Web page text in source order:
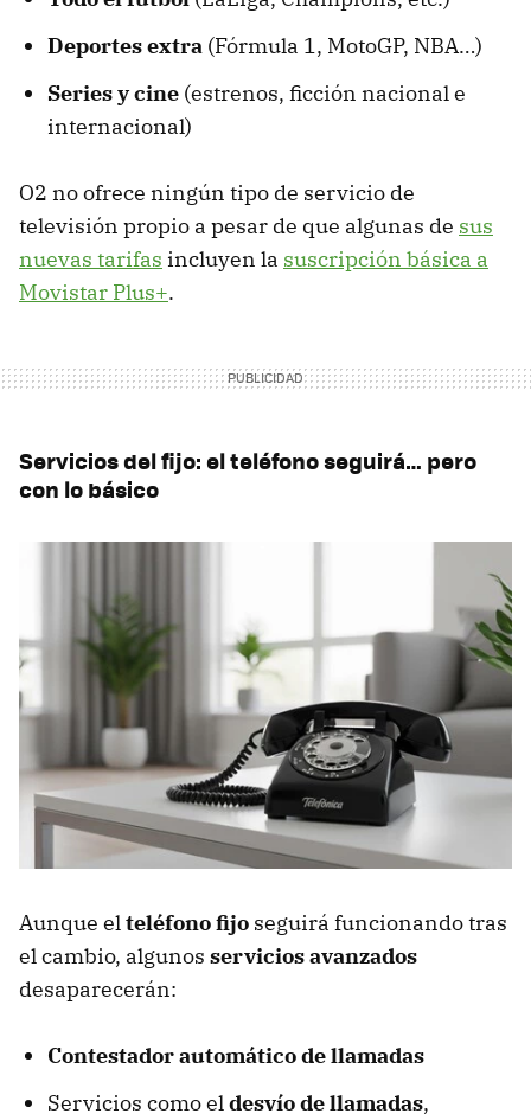
Deportes extra (Fórmula 1, MotoGP, NBA…)
Series y cine (estrenos, ficción nacional e
internacional)
O2 no ofrece ningún tipo de servicio de
televisión propio a pesar de que algunas de sus
nuevas tarifas incluyen la suscripción básica a
Movistar Plus+.
Servicios del fijo: el teléfono seguirá… pero
con lo básico
Aunque elteléfono fijo seguirá funcionando tras
el cambio, algunos servicios avanzados
desaparecerán:
Contestador automático de llamadas
Servicios como eldesvío de llamadas,